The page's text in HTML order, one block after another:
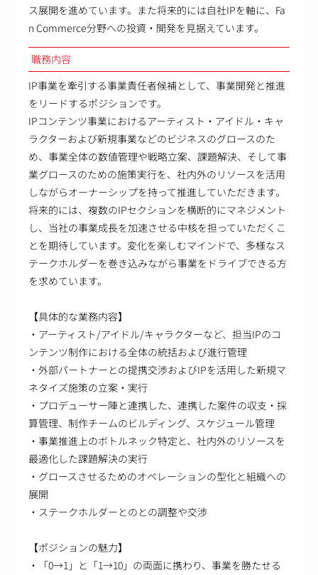
ス展開を進めています。また将来的には自社IPを軸に、Fa
n Commerce分野への投資・開発を見据えています。
職務内容
IP事業を牽引する事業責任者候補として、事業開発と推進
をリードするポジションです。
IPコンテンツ事業におけるアーティスト・アイドル・キャ
ラクターおよび新規事業などのビジネスのグロースのた
め、事業全体の数値管理や戦略立案、課題解決、そして事
業グロースのための施策実行を、社内外のリソースを活用
しながらオーナーシップを持って推進していただきます。
将来的には、複数のIPセクションを横断的にマネジメント
し、当社の事業成長を加速させる中核を担っていただくこ
とを期待しています。変化を楽しむマインドで、多様なス
テークホルダーを巻き込みながら事業をドライブできる方
を求めています。
【具体的な業務内容】
・アーティスト/アイドル/キャラクターなど、担当IPのコ
ンテンツ制作における全体の統括および進行管理
・外部パートナーとの提携交渉およびIPを活用した新規マ
ネタイズ施策の立案・実行
・プロデューサー陣と連携した、連携した案件の収支・採
算管理、制作チームのビルディング、スケジュール管理
・事業推進上のボトルネック特定と、社内外のリソースを
最適化した課題解決の実行
・グロースさせるためのオペレーションの型化と組織への
展開
・ステークホルダーとのとの調整や交渉
【ポジションの魅力】
・「0→1」と「1→10」の両面に携わり、事業を勝たせる